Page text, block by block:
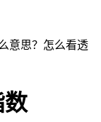
意思？怎么看透
数